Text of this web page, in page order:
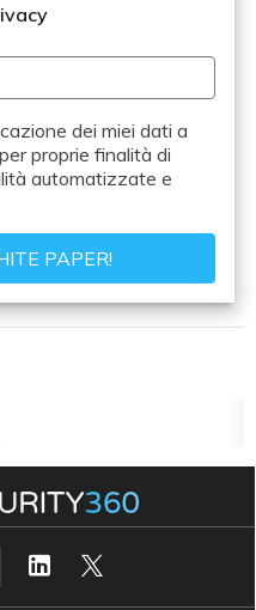
dei miei dati a
proprie finalità di
automatizzate e
Risk Management